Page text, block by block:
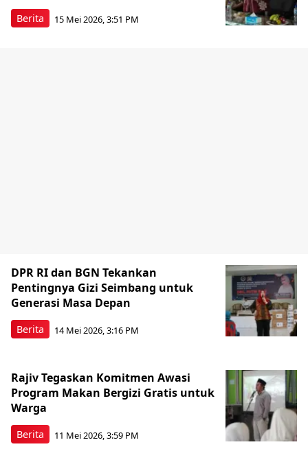
Berita 15 Mei 2026, 3:51 PM
Berita
DPR RI dan BGN Tekankan
Pentingnya Gizi Seimbang untuk
Generasi Masa Depan
14 Mei 2026, 3:16 PM
Berita
Rajiv Tegaskan Komitmen Awasi
Program Makan Bergizi Gratis untuk
Warga
11 Mei 2026, 3:59 PM